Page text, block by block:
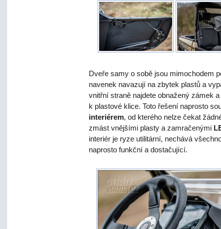
Dveře samy o sobě jsou mimochodem
navenek navazují na zbytek plastů a
vnitřní straně najdete obnažený zámek
k plastové klice. Toto řešení naprosto
interiérem, od kterého nelze čekat
zmást vnějšími plasty a zamračenými
interiér je ryze utilitární, nechává
naprosto funkční a dostačující.